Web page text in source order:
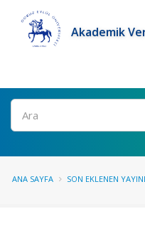
Akademik
Ara
ANA SAYFA SON EKLENEN